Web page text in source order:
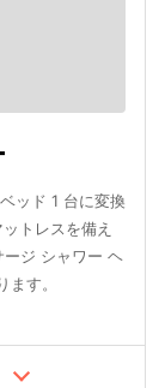
ッド 1 台に変換
トレスを備え
ジ シャワー ヘ
す。